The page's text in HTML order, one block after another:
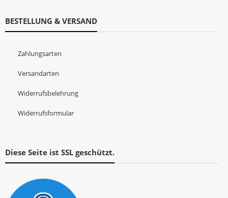
BESTELLUNG & VERSAND
Zahlungsarten
Versandarten
Widerrufsbelehrung
Widerrufsformular
Diese Seite ist SSL geschützt.